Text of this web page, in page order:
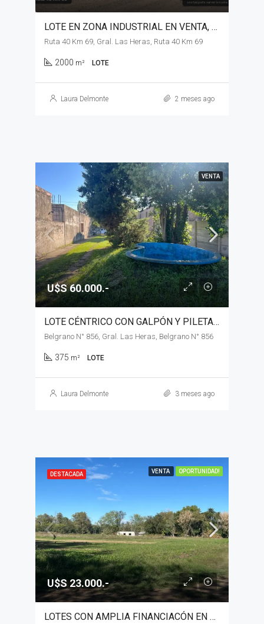
LOTE EN ZONA INDUSTRIAL EN VENTA, GENERAL LAS HERAS
Ruta 40 Km 69, Gral. Las Heras, Ruta 40 Km 69
2000 m² LOTE
Laura Delmonte 2 meses ago
VENTA
U$S 60.000.-
LOTE CÉNTRICO CON GALPÓN Y PILETA EN VENTA, GENERAL LAS HERAS
Belgrano N° 856, Gral. Las Heras, Belgrano N° 856
375 m² LOTE
Laura Delmonte 3 meses ago
DESTACADA VENTA OPORTUNIDAD!
U$S 23.000.-
LOTES CON AMPLIA FINANCIACÓN EN VENTA, GENERAL LAS HERAS